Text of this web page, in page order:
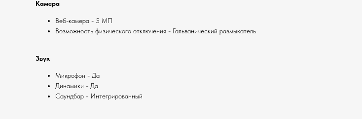
Камера
Веб-камера - 5 МП
Возможность физического отключения - Гальванический размыкатель
Звук
Микрофон - Да
Динамики - Да
Саундбар - Интегрированный